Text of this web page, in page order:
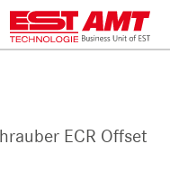
ECR Offset